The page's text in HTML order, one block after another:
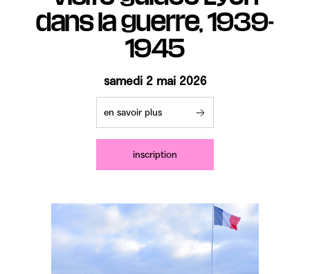
dans la guerre, 1939-
1945
samedi 2 mai 2026
en savoir plus
inscription